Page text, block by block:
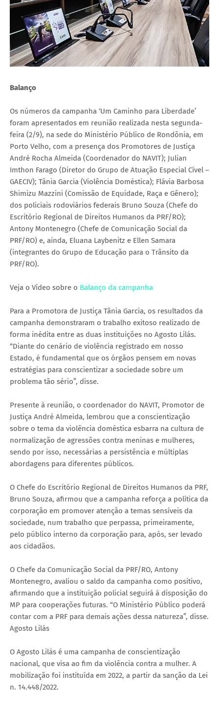
Balanço
Os números da campanha ‘Um Caminho para Liberdade’
foram apresentados em reunião realizada nesta segunda-
feira (2/9), na sede do Ministério Público de Rondônia, em
Porto Velho, com a presença dos Promotores de Justiça
André Rocha Almeida (Coordenador do NAVIT); Julian
Imthon Farago (Diretor do Grupo de Atuação Especial Cível –
GAECIV); Tânia Garcia (Violência Doméstica); Flávia Barbosa
Shimizu Mazzini (Comissão de Equidade, Raça e Gênero);
dos policiais rodoviários federais Bruno Souza (Chefe do
Escritório Regional de Direitos Humanos da PRF/RO);
Antony Montenegro (Chefe de Comunicação Social da
PRF/RO) e, ainda, Eluana Laybenitz e Ellen Samara
(integrantes do Grupo de Educação para o Trânsito da
PRF/RO).
Veja o Vídeo sobre o Balanço da campanha
Para a Promotora de Justiça Tânia Garcia, os resultados da
campanha demonstraram o trabalho exitoso realizado de
forma inédita entre as duas instituições no Agosto Lilás.
“Diante do cenário de violência registrado em nosso
Estado, é fundamental que os órgãos pensem em novas
estratégias para conscientizar a sociedade sobre um
problema tão sério”, disse.
Presente à reunião, o coordenador do NAVIT, Promotor de
Justiça André Almeida, lembrou que a conscientização
sobre o tema da violência doméstica esbarra na cultura de
normalização de agressões contra meninas e mulheres,
sendo por isso, necessárias a persistência e múltiplas
abordagens para diferentes públicos.
O Chefe do Escritório Regional de Direitos Humanos da PRF,
Bruno Souza, afirmou que a campanha reforça a política da
corporação em promover atenção a temas sensíveis da
sociedade, num trabalho que perpassa, primeiramente,
pelo público interno da corporação para, após, ser levado
aos cidadãos.
O Chefe da Comunicação Social da PRF/RO, Antony
Montenegro, avaliou o saldo da campanha como positivo,
afirmando que a instituição policial seguirá à disposição do
MP para cooperações futuras. “O Ministério Público poderá
contar com a PRF para demais ações dessa natureza”, disse.
Agosto Lilás
O Agosto Lilás é uma campanha de conscientização
nacional, que visa ao fim da violência contra a mulher. A
mobilização foi instituída em 2022, a partir da sanção da Lei
n. 14.448/2022.